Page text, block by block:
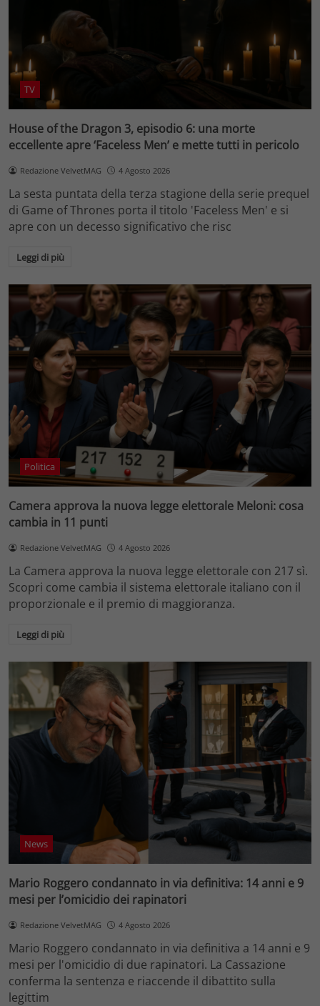
TV
House of the Dragon 3, episodio 6: una morte
eccellente apre ‘Faceless Men’ e mette tutti in pericolo
Redazione VelvetMAG 4 Agosto 2026
La sesta puntata della terza stagione della serie prequel
di Game of Thrones porta il titolo 'Faceless Men' e si
apre con un decesso significativo che risc
Leggi di più
Politica
Camera approva la nuova legge elettorale Meloni: cosa
cambia in 11 punti
Redazione VelvetMAG 4 Agosto 2026
La Camera approva la nuova legge elettorale con 217 sì.
Scopri come cambia il sistema elettorale italiano con il
proporzionale e il premio di maggioranza.
Leggi di più
News
Mario Roggero condannato in via definitiva: 14 anni e 9
mesi per l’omicidio dei rapinatori
Redazione VelvetMAG 4 Agosto 2026
Mario Roggero condannato in via definitiva a 14 anni e 9
mesi per l'omicidio di due rapinatori. La Cassazione
conferma la sentenza e riaccende il dibattito sulla
legittim